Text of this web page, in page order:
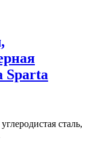
Sparta
сталь,